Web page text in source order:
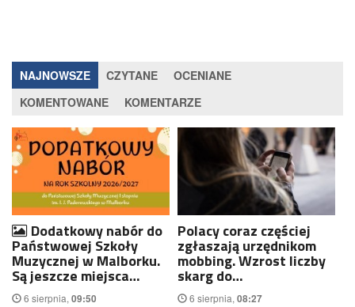
NAJNOWSZE CZYTANE
OCENIANE
KOMENTOWANE
KOMENTARZE
Dodatkowy nabór do
Państwowej Szkoły
Muzycznej w Malborku.
Są jeszcze miejsca…
6 sierpnia,09:50
Polacy coraz częściej
zgłaszają urzędnikom
mobbing. Wzrost liczby
skarg do…
6 sierpnia,08:27